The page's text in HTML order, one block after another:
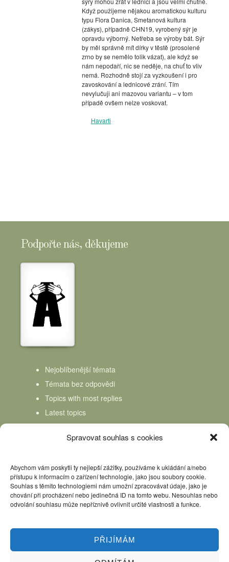
Spravovat souhlas s cookies
Abychom vám poskytli ty nejlepší zážitky, používáme k ukládání a/nebo
přístupu k informacím o zařízení technologie, jako jsou soubory cookie.
Souhlas s těmito technologiemi nám umožní zpracovávat údaje, jako je
chování při procházení nebo jedinečná ID na tomto webu. Nesouhlas nebo
odvolání souhlasu může nepříznivě ovlivnit určité vlastnosti a funkce.
PŘIJÍMÁM
Když použijeme nějakou aromatickou kulturu
typu Flora Danica, Smetanová kultura
(zákys), případně CHN19, vyrobený sýr je
opravdu výborný. Netřeba se výroby bát. Sýr
by měl správně mít dírky v těstě (prosolené
zrno by se nemělo tolik vázat), ale když se
nám nepodaří, nic se neděje, na chuť to vliv
nemá. Rozhodně stojí za vyzkoušení i pro
zavoskování a lednicové zrání. Tím
nevylučuji ani mazovou variantu – v tom
případě ovšem nelze voskovat.
Havarti
Podpořte nás, děkujeme
Nejoblíbenější témata
Témata bez odpovědi
Topics with most replies
Latest topics
Topics Freshness